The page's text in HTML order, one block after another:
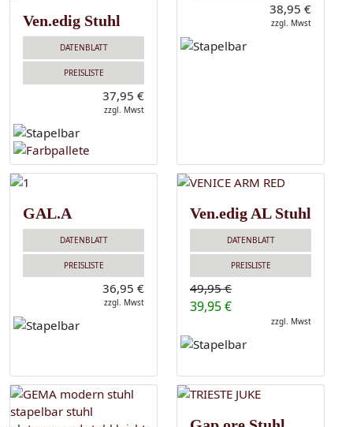
Ven.edig Stuhl
DATENBLATT
PREISLISTE
37,95 €
zzgl. Mwst
38,95 €
zzgl. Mwst
GAL.A
DATENBLATT
PREISLISTE
36,95 €
zzgl. Mwst
Ven.edig AL Stuhl
DATENBLATT
PREISLISTE
49,95 €
39,95 €
zzgl. Mwst